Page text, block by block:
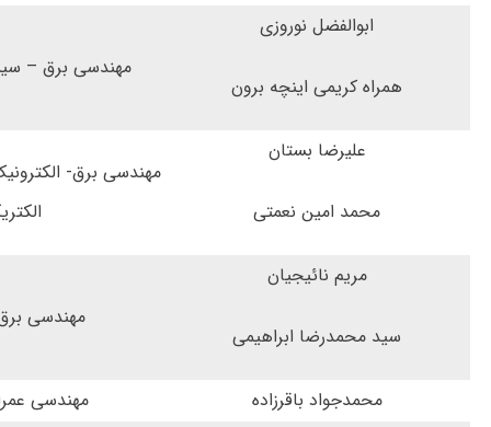
ابوالفضل نوروزی
همراه کریمی اینچه برون
مهندسی برق –
علیرضا بستان
محمد امین نعمتی
مهندسی برق-
مریم نائیجیان
سید محمدرضا ابراهیمی
مهندسی
محمدجواد باقرزاده
مهندسی